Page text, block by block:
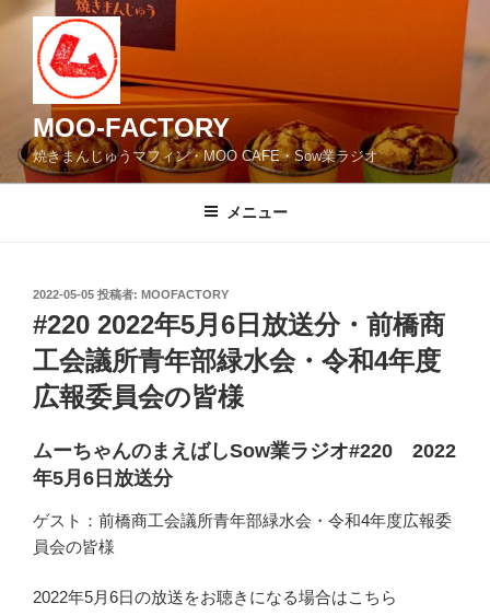
MOO-FACTORY
焼きまんじゅうマフィン・MOO CAFE・Sow業ラジオ
メニュー
投
稿
日:
2022-05-05 投稿者: MOOFACTORY
#220 2022年5月6日放送分・前橋商
工会議所青年部緑水会・令和4年度
広報委員会の皆様
ムーちゃんのまえばしSow業ラジオ#220 2022
年5月6日放送分
ゲスト：前橋商工会議所青年部緑水会・令和4年度広報委
員会の皆様
2022年5月6日の放送をお聴きになる場合はこちら